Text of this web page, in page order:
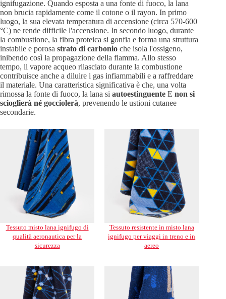
ignifugazione. Quando esposta a una fonte di fuoco, la lana
non brucia rapidamente come il cotone o il rayon. In primo
luogo, la sua elevata temperatura di accensione (circa 570-600
°C) ne rende difficile l'accensione. In secondo luogo, durante
la combustione, la fibra proteica si gonfia e forma una struttura
instabile e porosa strato di carbonio che isola l'ossigeno,
inibendo così la propagazione della fiamma. Allo stesso
tempo, il vapore acqueo rilasciato durante la combustione
contribuisce anche a diluire i gas infiammabili e a raffreddare
il materiale. Una caratteristica significativa è che, una volta
rimossa la fonte di fuoco, la lana si autoestinguente E non si
scioglierà né gocciolerà, prevenendo le ustioni cutanee
secondarie.
Tessuto misto lana ignifugo di
qualità aeronautica per la
sicurezza
Tessuto resistente in misto lana
ignifugo per viaggi in treno e in
aereo